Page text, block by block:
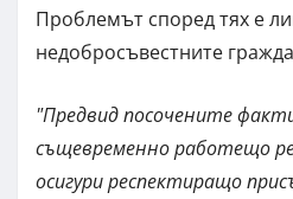
Проблемът според тях е
недобросъвестните
"Предвид посочените
същевременно работещо
осигури респектиращо